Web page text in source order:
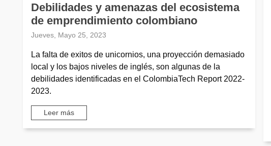
Debilidades y amenazas del ecosistema
de emprendimiento colombiano
Jueves, Mayo 25, 2023
La falta de exitos de unicornios, una proyección demasiado
local y los bajos niveles de inglés, son algunas de la
debilidades identificadas en el ColombiaTech Report 2022-
2023.
Leer más